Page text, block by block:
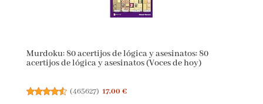
Murdoku: 80 acertijos de lógica y asesinatos: 80
acertijos de lógica y asesinatos (Voces de hoy)
(465627) 17,00 €